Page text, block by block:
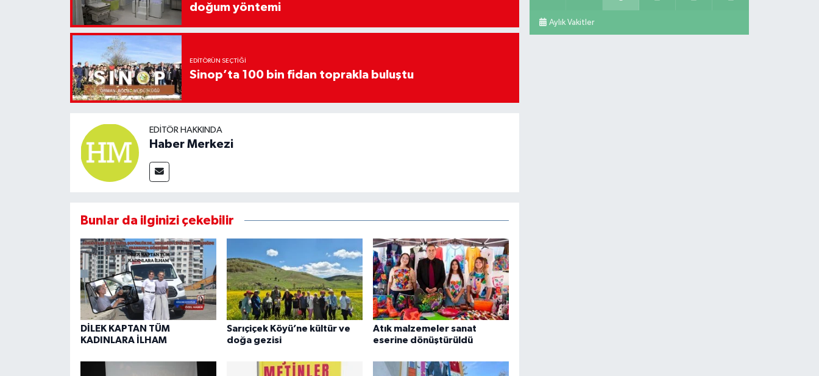
doğum yöntemi
EDITÖRÜN SEÇTIĞI
Sinop’ta 100 bin fidan toprakla buluştu
EDITÖR HAKKINDA
Haber Merkezi
Bunlar da ilginizi çekebilir
DİLEK KAPTAN TÜM
KADINLARA İLHAM
Sarıçiçek Köyü’ne kültür ve
doğa gezisi
Atık malzemeler sanat
eserine dönüştürüldü
Aylık Vakitler